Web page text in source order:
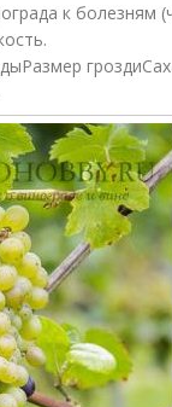
к болезням